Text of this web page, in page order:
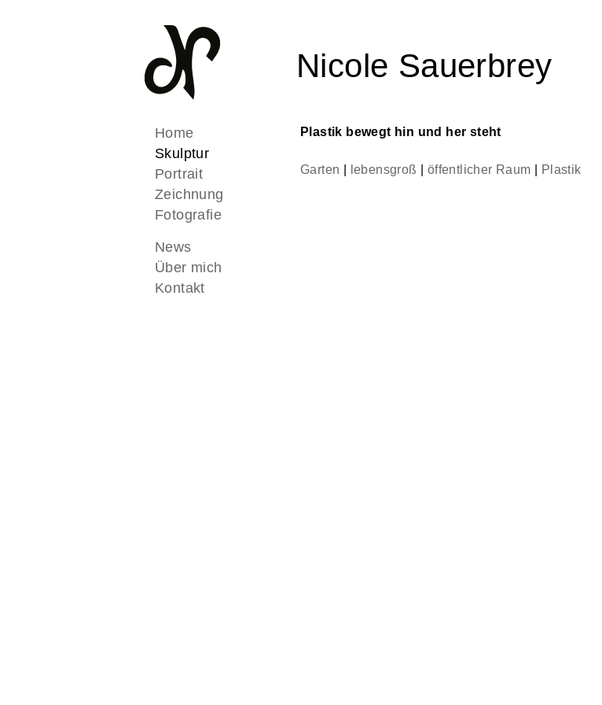
Nicole Sauerbrey
Home
Skulptur
Portrait
Zeichnung
Fotografie
News
Über mich
Kontakt
Plastik bewegt hin und her steht
Garten lebensgroß öffentlicher Raum Plastik